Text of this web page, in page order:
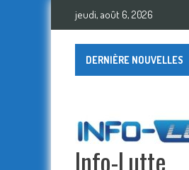
Skip
jeudi, août 6, 2026
DERNIÈRE NOUVELLES
Info-Lutte